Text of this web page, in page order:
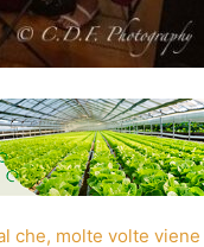
che, molte volte viene